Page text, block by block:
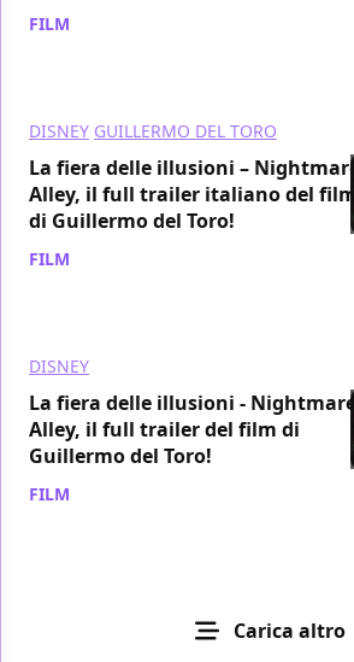
FILM
DISNEY GUILLERMO DEL TORO
La fiera delle illusioni – Nightmare
Alley, il full trailer italiano del film
di Guillermo del Toro!
FILM
DISNEY
La fiera delle illusioni - Nightmare
Alley, il full trailer del film di
Guillermo del Toro!
FILM
Carica altro